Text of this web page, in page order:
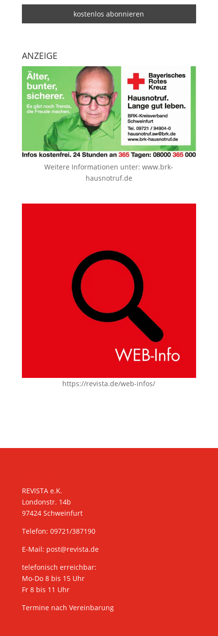
ANZEIGE
Weitere Informationen unter:www.brk-
hausnotruf.de
https://revista.de/web-infos/
REVISTA e.K.
Londonstr. 14b
97424 Schweinfurt
Telefon: 09721/387190
E-Mail: post@revista.de
telefonisch erreichbar:
Mo-Do 8 bis 15 Uhr
Fr 8 bis 11 Uhr
Termine nach Vereinbarung